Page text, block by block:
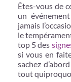
Êtes-vous de
un
jamais
le
top 5 des
si vous en
sachez
tout